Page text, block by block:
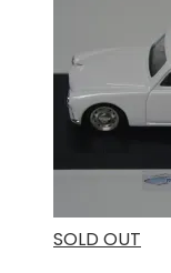
SOLD OUT